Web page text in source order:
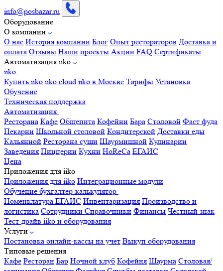
info@posbazar.ru
Оборудование
О компании
О нас История компании Блог Опыт рестораторов Доставка и
оплата Отзывы Наши проекты Акции FAQ Сертификаты
Автоматизация iiko
iiko
Купить iiko iiko cloud iiko в Москве Тарифы Установка
Обучение
Техническая поддержка
Автоматизация
Ресторана Кафе Общепита Кофейни Бара Столовой Фаст фуда
Пекарни Школьной столовой Кондитерской Доставки еды
Кальянной Ресторана суши Шаурмишной Кулинарии
Заведения Пиццерии Кухни HoReCa ЕГАИС
Цена
Приложения для iiko
Приложения для iiko Интеграционные модули
Обучение бухгалтер-калькулятор
Номенклатура ЕГАИС Инвентаризация Производство и
логистика Сотрудники Справочники Финансы Честный знак
Тест-драйв iiko и оборудования
Услуги
Постановка онлайн-кассы на учет Выкуп оборудования
Типовые решения
Кафе Ресторан Бар Ночной клуб Кофейня Шаурма Столовая/